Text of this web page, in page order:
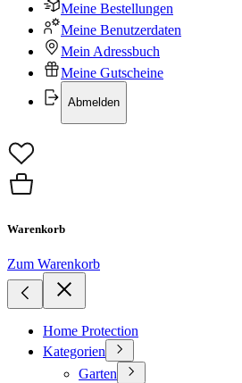
Meine Bestellungen
Meine Benutzerdaten
Mein Adressbuch
Meine Gutscheine
Abmelden
Warenkorb
Zum Warenkorb
Home Protection
Kategorien
Garten